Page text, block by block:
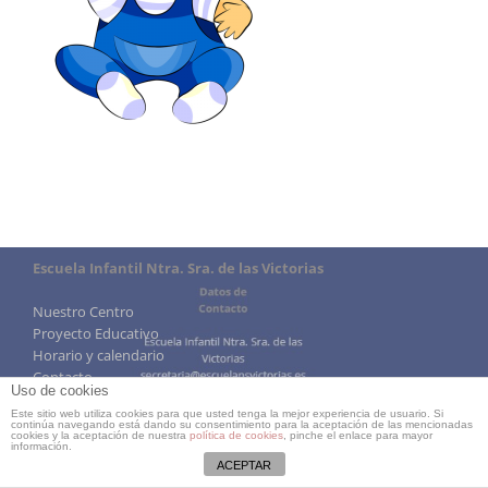
Escuela Infantil Ntra. Sra. de las Victorias
Nuestro Centro
Proyecto Educativo
Horario y calendario
Contacto
Precio reducido de comedor
Uso de cookies
Este sitio web utiliza cookies para que usted tenga la mejor experiencia de usuario. Si
continúa navegando está dando su consentimiento para la aceptación de las mencionadas
cookies y la aceptación de nuestra política de cookies , pinche el enlace para mayor
información.
ACEPTAR